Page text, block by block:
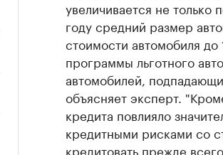
увеличивается не
году средний размер
стоимости автомобиля
программы льготного
автомобилей,
объясняет эксперт.
кредита повлияло
кредитными рисками со
кредитовать прежде